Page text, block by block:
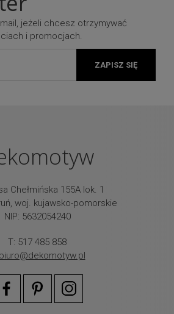
jeżeli chcesz otrzymywać
i promocjach.
ZAPISZ SIĘ
Chełmińska 155A lok. 1
woj. kujawsko-pomorskie
NIP: 5632054240
T: 517 485 858
biuro@dekomotyw.pl